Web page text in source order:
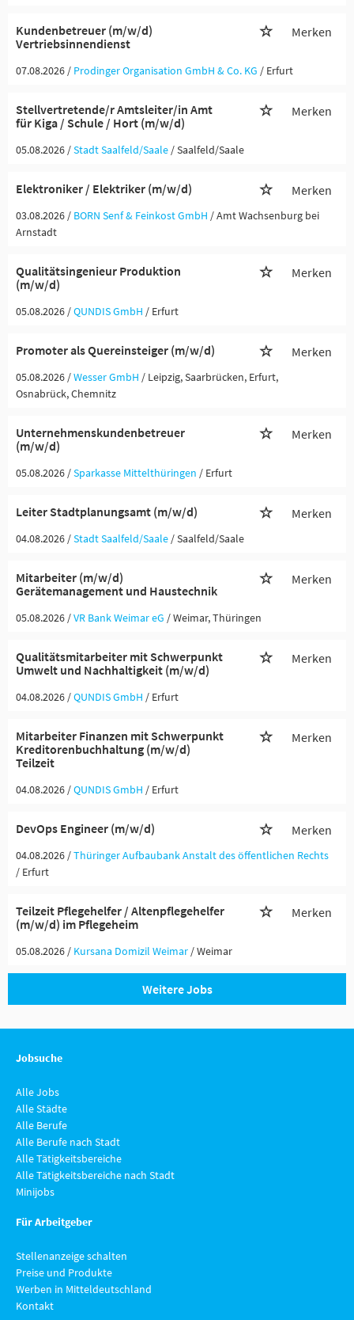
Kundenbetreuer (m/w/d)
Vertriebsinnendienst
Merken
07.08.2026 / Prodinger Organisation GmbH & Co. KG / Erfurt
Stellvertretende/r Amtsleiter/in Amt
für Kiga / Schule / Hort (m/w/d)
Merken
05.08.2026 /Stadt Saalfeld/Saale / Saalfeld/Saale
Elektroniker / Elektriker (m/w/d) Merken
03.08.2026 / BORN Senf & Feinkost GmbH / Amt Wachsenburg bei
Arnstadt
Qualitätsingenieur Produktion
(m/w/d)
Merken
05.08.2026 /QUNDIS GmbH / Erfurt
Promoter als Quereinsteiger (m/w/d) Merken
05.08.2026 /Wesser GmbH / Leipzig, Saarbrücken, Erfurt,
Osnabrück, Chemnitz
Unternehmenskundenbetreuer
(m/w/d)
Merken
05.08.2026 /Sparkasse Mittelthüringen / Erfurt
Leiter Stadtplanungsamt (m/w/d) Merken
04.08.2026 /Stadt Saalfeld/Saale / Saalfeld/Saale
Mitarbeiter (m/w/d)
Gerätemanagement und Haustechnik
Merken
05.08.2026 /VR Bank Weimar eG / Weimar, Thüringen
Qualitätsmitarbeiter mit Schwerpunkt
Umwelt und Nachhaltigkeit (m/w/d)
Merken
04.08.2026 /QUNDIS GmbH / Erfurt
Mitarbeiter Finanzen mit Schwerpunkt
Kreditorenbuchhaltung (m/w/d)
Teilzeit
Merken
04.08.2026 /QUNDIS GmbH / Erfurt
DevOps Engineer (m/w/d) Merken
04.08.2026 /Thüringer Aufbaubank Anstalt des öffentlichen Rechts
/ Erfurt
Teilzeit Pflegehelfer / Altenpflegehelfer
(m/w/d) im Pflegeheim
Merken
05.08.2026 / Kursana Domizil Weimar / Weimar
Weitere Jobs
Jobsuche
Alle Jobs
Alle Städte
Alle Berufe
Alle Berufe nach Stadt
Alle Tätigkeitsbereiche
Alle Tätigkeitsbereiche nach Stadt
Minijobs
Für Arbeitgeber
Stellenanzeige schalten
Preise und Produkte
Werben in Mitteldeutschland
Kontakt